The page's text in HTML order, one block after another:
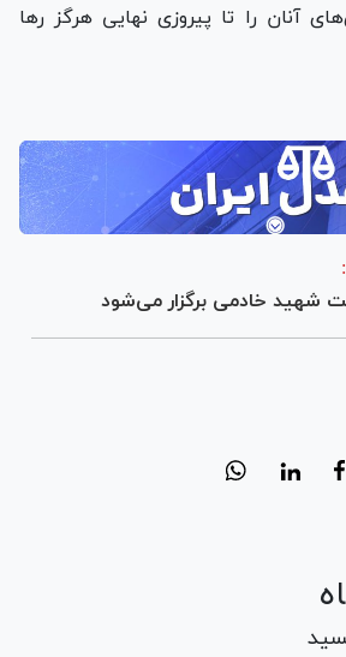
آنان را تا پیروزی نهایی هرگز رها
شهید خادمی برگزار می‌شود